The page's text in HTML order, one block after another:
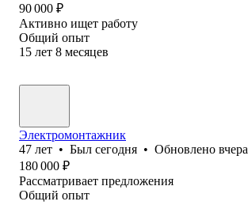
90 000 ₽
Активно ищет работу
Общий опыт
15 лет 8 месяцев
Электромонтажник
47 лет • Был сегодня • Обновлено вчера
180 000 ₽
Рассматривает предложения
Общий опыт